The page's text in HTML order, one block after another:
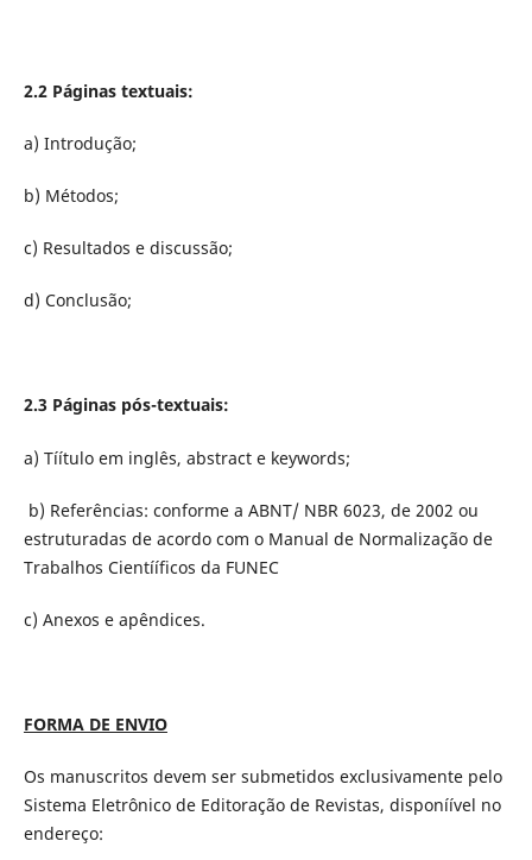
2.2 Páginas textuais:
a) Introdução;
b) Métodos;
c) Resultados e discussão;
d) Conclusão;
2.3 Páginas pós-textuais:
a) Tíítulo em inglês, abstract e keywords;
b) Referências: conforme a ABNT/ NBR 6023, de 2002 ou
estruturadas de acordo com o Manual de Normalização de
Trabalhos Cientííficos da FUNEC
c) Anexos e apêndices.
FORMA DE ENVIO
Os manuscritos devem ser submetidos exclusivamente pelo
Sistema Eletrônico de Editoração de Revistas, disponíível no
endereço: